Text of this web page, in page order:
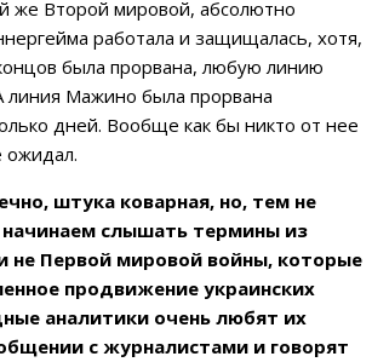
же Второй мировой, абсолютно
работала и защищалась, хотя,
была прорвана, любую линию
линия Мажино была прорвана
дней. Вообще как бы никто от нее
ожидал.
штука коварная, но, тем не
слышать термины из
не Первой мировой войны, которые
продвижение украинских
аналитики очень любят их
с журналистами и говорят